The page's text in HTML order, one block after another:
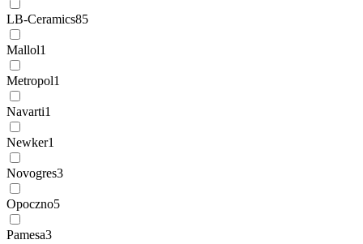
LB-Ceramics85
Mallol1
Metropol1
Navarti1
Newker1
Novogres3
Opoczno5
Pamesa3